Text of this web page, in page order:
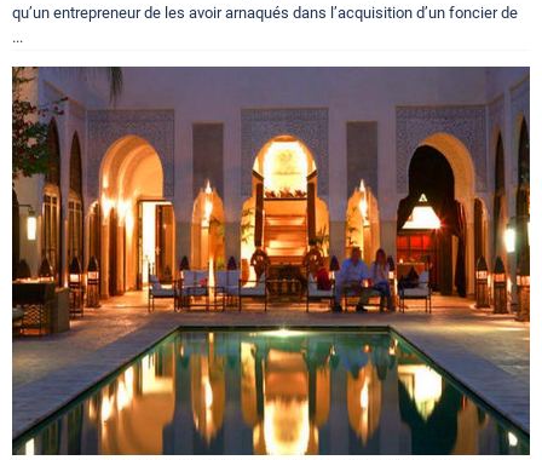
qu’un entrepreneur de les avoir arnaqués dans l’acquisition d’un foncier de
...